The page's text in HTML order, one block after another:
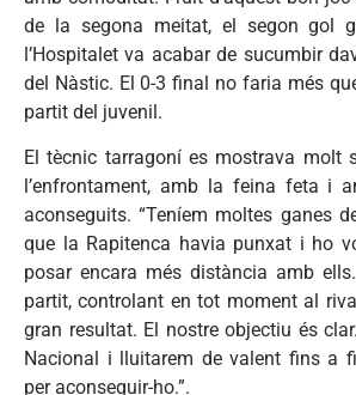
de la segona meitat, el segon gol
l’Hospitalet va acabar de sucumbir
del Nàstic. El 0-3 final no faria més
partit del juvenil.
El tècnic tarragoní es mostrava molt
l’enfrontament, amb la feina feta i
aconseguits. “Teníem moltes ganes
que la Rapitenca havia punxat i ho
posar encara més distància amb
partit, controlant en tot moment al
gran resultat. El nostre objectiu és
Nacional i lluitarem de valent fins a
per aconseguir-ho.”.